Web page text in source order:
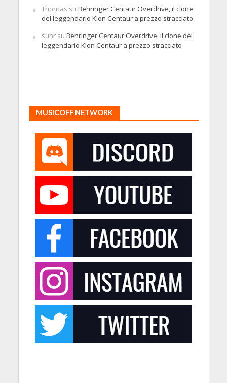
Thomas su Behringer Centaur Overdrive, il clone
del leggendario Klon Centaur a prezzo stracciato
suhrsu Behringer Centaur Overdrive, il clone del
leggendario Klon Centaur a prezzo stracciato
MUSICOFF NETWORK